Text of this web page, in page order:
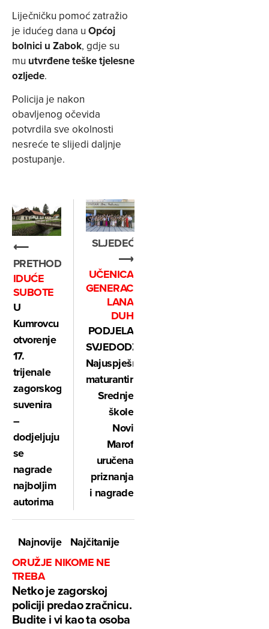
Liječničku pomoć zatražio
je idućeg dana u Općoj
bolnici u Zabok, gdje su
mu utvrđene teške tjelesne
ozljede.
Policija je nakon
obavljenog očevida
potvrdila sve okolnosti
nesreće te slijedi daljnje
postupanje.
⟵
PRETHODNO
IDUĆE
SUBOTE
U
Kumrovcu
otvorenje
17.
trijenale
zagorskog
suvenira
–
dodjeljuju
se
nagrade
najboljim
autorima
SLJEDEĆE
⟶
UČENICA
GENERACIJE
LANA
DUH
PODJELA
SVJEDODŽBI:
Najuspješnijim
maturantima
Srednje
škole
Novi
Marof
uručena
priznanja
i nagrade
Najnovije
Najčitanije
ORUŽJE NIKOME NE
TREBA
Netko je zagorskoj
policiji predao zračnicu.
Budite i vi kao ta osoba